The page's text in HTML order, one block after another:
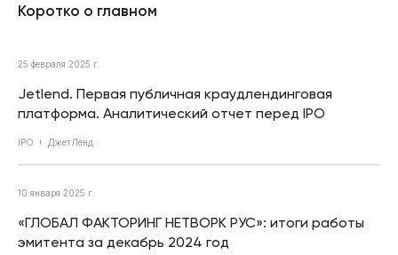
Коротко о главном
25 февраля 2025 г.
Jetlend. Первая публичная краудлендинговая
платформа. Аналитический отчет перед IPO
IPO ДжетЛенд
10 января 2025 г.
«ГЛОБАЛ ФАКТОРИНГ НЕТВОРК РУС»: итоги работы
эмитента за декабрь 2024 год